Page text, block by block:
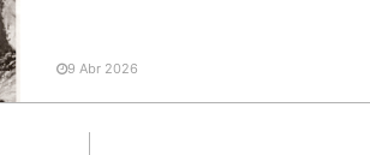
9 Abr 2026